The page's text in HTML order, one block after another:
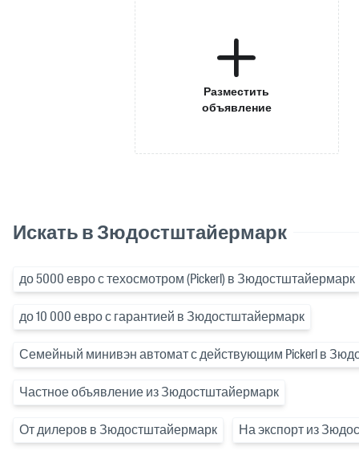
Разместить
объявление
Искать в Зюдостштайермарк
до 5000 евро с техосмотром (Pickerl) в Зюдостштайермарк
до 10 000 евро с гарантией в Зюдостштайермарк
Семейный минивэн автомат с действующим Pickerl в
Частное объявление из Зюдостштайермарк
От дилеров в Зюдостштайермарк На экспорт из